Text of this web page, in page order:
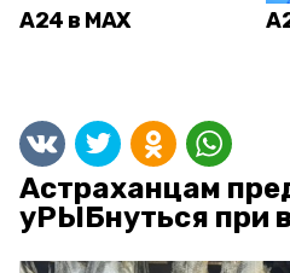
А24 в MAX
Астраханцам
уРЫБнуться при